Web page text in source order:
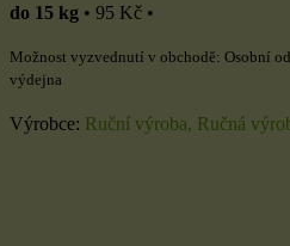
do 15 kg • 95 Kč •
Osobní
výdejna
Výrobce: Ruční výroba, Ručná